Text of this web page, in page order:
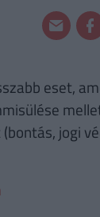
eset,
jogi